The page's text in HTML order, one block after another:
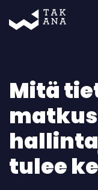
Mitä
tulee